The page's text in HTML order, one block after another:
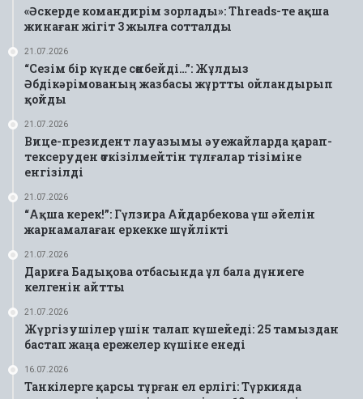
«Әскерде командирім зорлады»: Threads-те ақша
жинаған жігіт 3 жылға сотталды
21.07.2026
“Сезім бір күнде сөнбейді…”: Жұлдыз
Әбдікәрімованың жазбасы жұртты ойландырып
қойды
21.07.2026
Вице-президент лауазымы әуежайларда қарап-
тексеруден өткізілмейтін тұлғалар тізіміне
енгізілді
21.07.2026
“Ақша керек!”: Гүлзира Айдарбекова үш әйелін
жарнамалаған еркекке шүйлікті
21.07.2026
Дариға Бадықова отбасында ұл бала дүниеге
келгенін айтты
21.07.2026
Жүргізушілер үшін талап күшейеді: 25 тамыздан
бастап жаңа ережелер күшіне енеді
16.07.2026
Танкілерге қарсы тұрған ел ерлігі: Түркияда